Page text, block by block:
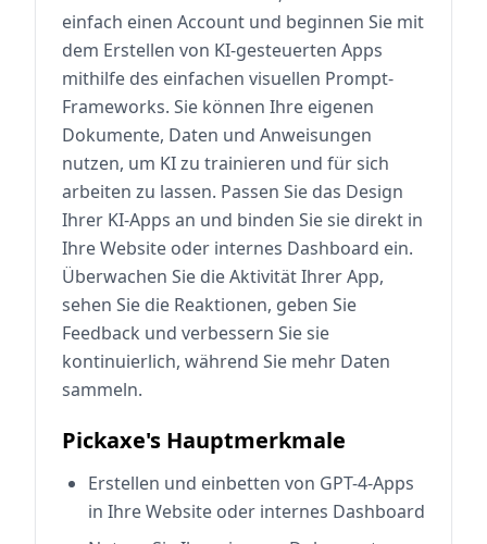
einfach einen Account und beginnen Sie mit
dem Erstellen von KI-gesteuerten Apps
mithilfe des einfachen visuellen Prompt-
Frameworks. Sie können Ihre eigenen
Dokumente, Daten und Anweisungen
nutzen, um KI zu trainieren und für sich
arbeiten zu lassen. Passen Sie das Design
Ihrer KI-Apps an und binden Sie sie direkt in
Ihre Website oder internes Dashboard ein.
Überwachen Sie die Aktivität Ihrer App,
sehen Sie die Reaktionen, geben Sie
Feedback und verbessern Sie sie
kontinuierlich, während Sie mehr Daten
sammeln.
Pickaxe's Hauptmerkmale
Erstellen und einbetten von GPT-4-Apps
in Ihre Website oder internes Dashboard